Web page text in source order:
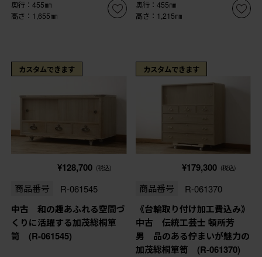
奥行：455㎜
高さ：1,655㎜
奥行：455㎜
高さ：1,215㎜
カスタムできます
¥128,700 (税込)
商品番号 R-061545
中古 和の趣あふれる空間づ
くりに活躍する加茂総桐箪
笥 (R-061545)
カスタムできます
¥179,300 (税込)
商品番号 R-061370
《台輪取り付け加工費込み》
中古 伝統工芸士 頓所芳
男 品のある佇まいが魅力の
加茂総桐箪笥 (R-061370)